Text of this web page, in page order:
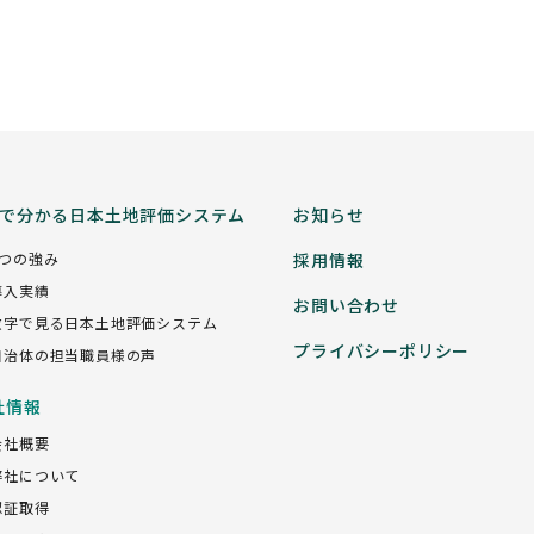
分かる日本土地評価システム
の強み
入実績
字で見る日本土地評価システム
治体の担当職員様の声
情報
社概要
社について
証取得
お知らせ
採用情報
お問い合わせ
プライバシーポリシー